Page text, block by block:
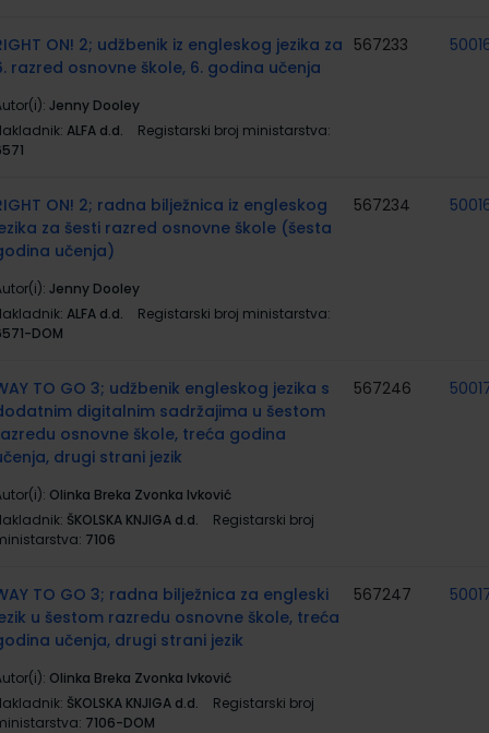
ON! 2; udžbenik iz engleskog jezika za
razred osnovne škole, 6. godina učenja
Jenny Dooley
ALFA d.d.
Registarski broj ministarstva:
567233
ON! 2; radna bilježnica iz engleskog
za šesti razred osnovne škole (šesta
učenja)
Jenny Dooley
ALFA d.d.
Registarski broj ministarstva:
DOM
567234
TO GO 3; udžbenik engleskog jezika s
digitalnim sadržajima u šestom
osnovne škole, treća godina
drugi strani jezik
Olinka Breka Zvonka Ivković
ŠKOLSKA KNJIGA d.d.
Registarski broj
7106
567246
TO GO 3; radna bilježnica za engleski
u šestom razredu osnovne škole, treća
učenja, drugi strani jezik
Olinka Breka Zvonka Ivković
ŠKOLSKA KNJIGA d.d.
Registarski broj
7106-DOM
567247